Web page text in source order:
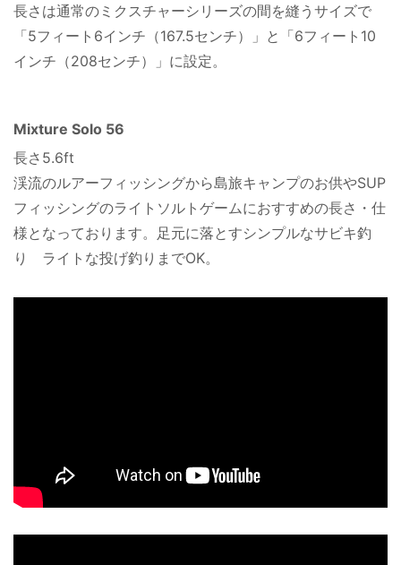
長さは通常のミクスチャーシリーズの間を縫うサイズで
「5フィート6インチ（167.5センチ）」と「6フィート10
インチ（208センチ）」に設定。
Mixture Solo 56
長さ5.6ft
渓流のルアーフィッシングから島旅キャンプのお供やSUP
フィッシングのライトソルトゲームにおすすめの長さ・仕
様となっております。足元に落とすシンプルなサビキ釣
り ライトな投げ釣りまでOK。